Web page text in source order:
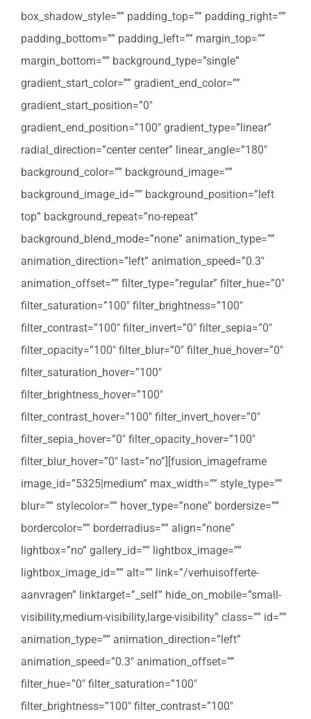
box_shadow_style=”” padding_top=”” padding_right=””
padding_bottom=”” padding_left=”” margin_top=””
margin_bottom=”” background_type=”single”
gradient_start_color=”” gradient_end_color=””
gradient_start_position=”0″
gradient_end_position=”100″ gradient_type=”linear”
radial_direction=”center center” linear_angle=”180″
background_color=”” background_image=””
background_image_id=”” background_position=”left
top” background_repeat=”no-repeat”
background_blend_mode=”none” animation_type=””
animation_direction=”left” animation_speed=”0.3″
animation_offset=”” filter_type=”regular” filter_hue=”0″
filter_saturation=”100″ filter_brightness=”100″
filter_contrast=”100″ filter_invert=”0″ filter_sepia=”0″
filter_opacity=”100″ filter_blur=”0″ filter_hue_hover=”0″
filter_saturation_hover=”100″
filter_brightness_hover=”100″
filter_contrast_hover=”100″ filter_invert_hover=”0″
filter_sepia_hover=”0″ filter_opacity_hover=”100″
filter_blur_hover=”0″ last=”no”][fusion_imageframe
image_id=”5325|medium” max_width=”” style_type=””
blur=”” stylecolor=”” hover_type=”none” bordersize=””
bordercolor=”” borderradius=”” align=”none”
lightbox=”no” gallery_id=”” lightbox_image=””
lightbox_image_id=”” alt=”” link=”/verhuisofferte-
aanvragen” linktarget=”_self” hide_on_mobile=”small-
visibility,medium-visibility,large-visibility” class=”” id=””
animation_type=”” animation_direction=”left”
animation_speed=”0.3″ animation_offset=””
filter_hue=”0″ filter_saturation=”100″
filter_brightness=”100″ filter_contrast=”100″